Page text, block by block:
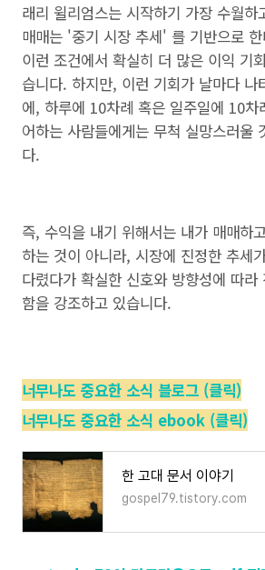
래리 윌리엄스는 시작하기 가장 수월
매매는 '중기 시장 추세' 를 기반으로
이런 조건에서 확실히 더 많은 이익 기
습니다. 하지만, 이런 기회가 날마다 나
에, 하루에 10차례 혹은 일주일에 10차
어하는 사람들에게는 무척 실망스러울
다.
즉, 수익을 내기 위해서는 내가 매매하
하는 것이 아니라, 시장에 진정한 추세
다렸다가 확실한 신호와 방향성에 따
함을 강조하고 있습니다.
너무나도 중요한 소식 블로그 (클릭)
너무나도 중요한 소식 ebook (클릭)
한 고대 문서 이야기
gospel79.tistory.com